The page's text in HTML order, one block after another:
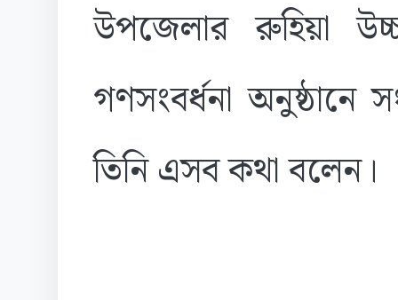
উপজেলার রুহিয়া
গণসংবর্ধনা অনুষ্ঠানে
তিনি এসব কথা বলেন।